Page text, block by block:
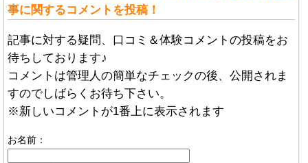
事に関するコメントを投稿！
記事に対する疑問、口コミ＆体験コメントの投稿をお
待ちしております♪
コメントは管理人の簡単なチェックの後、公開されま
すのでしばらくお待ち下さい。
※新しいコメントが1番上に表示されます
お名前：